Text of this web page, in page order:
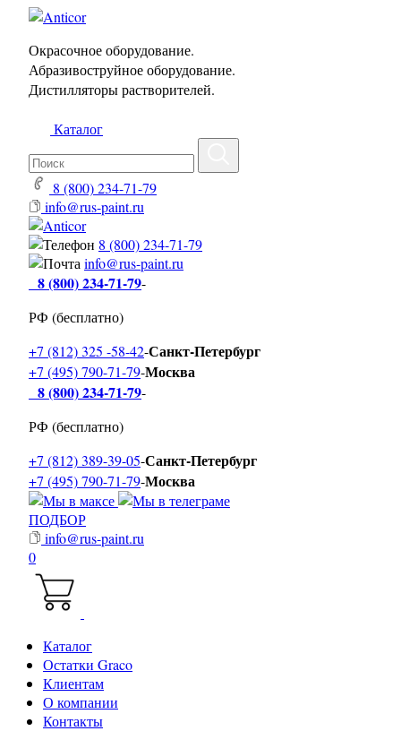
Окрасочное оборудование.
Абразивоструйное оборудование.
Дистилляторы растворителей.
Каталог
8 (800) 234-71-79
info@rus-paint.ru
8 (800) 234-71-79
info@rus-paint.ru
8 (800) 234-71-79-
РФ (бесплатно)
+7 (812) 325 -58-42-Санкт-Петербург
+7 (495) 790-71-79-Москва
8 (800) 234-71-79-
РФ (бесплатно)
+7 (812) 389-39-05-Санкт-Петербург
+7 (495) 790-71-79-Москва
ПОДБОР
info@rus-paint.ru
0
Каталог
Остатки Graco
Клиентам
О компании
Контакты